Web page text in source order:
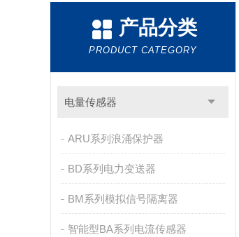
产品分类
PRODUCT CATEGORY
电量传感器
ARU系列浪涌保护器
BD系列电力变送器
BM系列模拟信号隔离器
智能型BA系列电流传感器